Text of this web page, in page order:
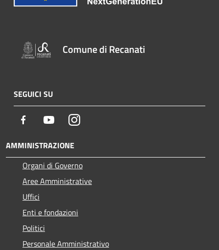
Comune di Recanati
SEGUICI SU
Facebook YoutubeInstagram
AMMINISTRAZIONE
Organi di Governo
Aree Amministrative
Uffici
Enti e fondazioni
Politici
Personale Amministrativo